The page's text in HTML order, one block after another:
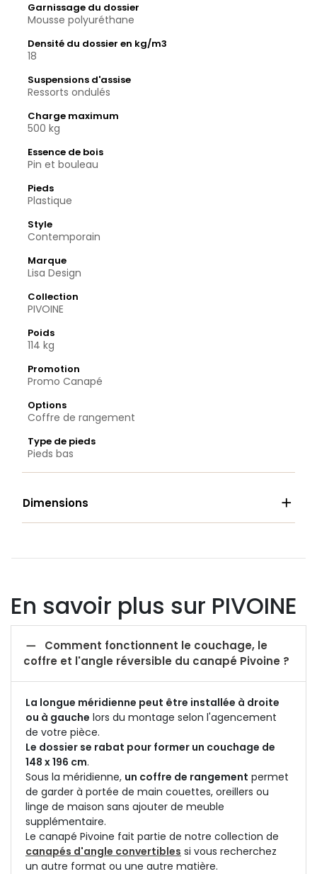
Garnissage du dossier
Mousse polyuréthane
Densité du dossier en kg/m3
18
Suspensions d'assise
Ressorts ondulés
Charge maximum
500 kg
Essence de bois
Pin et bouleau
Pieds
Plastique
Style
Contemporain
Marque
Lisa Design
Collection
PIVOINE
Poids
114 kg
Promotion
Promo Canapé
Options
Coffre de rangement
Type de pieds
Pieds bas
Dimensions 
En savoir plus sur PIVOINE

coffre et l'angle réversible du canapé Pivoine ?
La longue méridienne peut être installée à droite
ou à gauche lors du montage selon l'agencement
de votre pièce.
Le dossier se rabat pour former un couchage de
148 x 196 cm.
Sous la méridienne, un coffre de rangement permet
de garder à portée de main couettes, oreillers ou
linge de maison sans ajouter de meuble
supplémentaire.
Le canapé Pivoine fait partie de notre collection de
canapés d'angle convertibles si vous recherchez
un autre format ou une autre matière.